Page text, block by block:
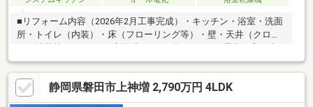
■リフォーム内容（2026年2月工事完成）・キッチン・浴室・洗面
所・トイレ（内装）・床（フローリング等）・壁・天井（クロ
ス・塗装等）■IHコンロ交換済み（2年前）■オール電化住宅・火
を使わない安心・安全な暮らし・光熱費管理がしやすい住まい■
太陽光発電5.5kW搭載・毎日の光熱費削減をサポート・環境にも
家計にもやさしい設備・災害時にも安心■4台駐車可能（車種によ
る）・お車をお持ちのご家庭に最適！・並列駐車のため車の出し
静岡県磐田市上神増 2,790万円 4LDK